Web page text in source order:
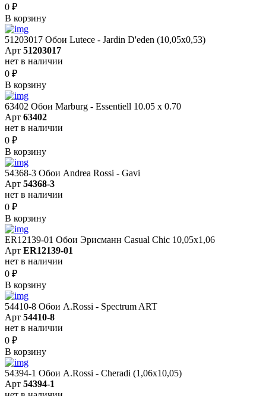
0 ₽
В корзину
51203017 Обои Lutece - Jardin D'eden (10,05x0,53)
Арт 51203017
нет в наличии
0 ₽
В корзину
63402 Обои Marburg - Essentiell 10.05 х 0.70
Арт 63402
нет в наличии
0 ₽
В корзину
54368-3 Обои Andrea Rossi - Gavi
Арт 54368-3
нет в наличии
0 ₽
В корзину
ER12139-01 Обои Эрисманн Casual Chic 10,05x1,06
Арт ER12139-01
нет в наличии
0 ₽
В корзину
54410-8 Обои A.Rossi - Spectrum ART
Арт 54410-8
нет в наличии
0 ₽
В корзину
54394-1 Обои A.Rossi - Cheradi (1,06x10,05)
Арт 54394-1